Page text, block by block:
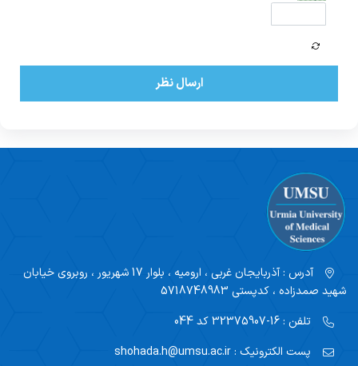
ارسال نظر
آدرس :
آذربایجان غربی ، ارومیه ، بلوار 17 شهریور ، روبروی خیابان
شهید صمدزاده ، کدپستی 5718748983
تلفن :
پست الکترونیک :